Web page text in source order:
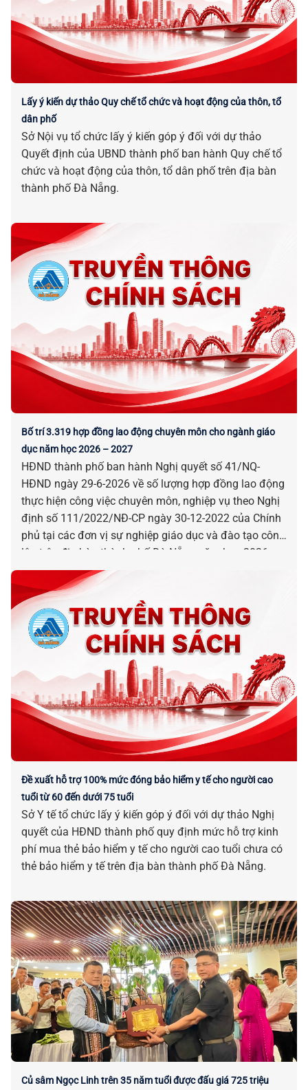
Lấy ý kiến dự thảo Quy chế tổ chức và hoạt động của thôn, tổ
dân phố
Sở Nội vụ tổ chức lấy ý kiến góp ý đối với dự thảo
Quyết định của UBND thành phố ban hành Quy chế tổ
chức và hoạt động của thôn, tổ dân phố trên địa bàn
thành phố Đà Nẵng.
Bố trí 3.319 hợp đồng lao động chuyên môn cho ngành giáo
dục năm học 2026 – 2027
HĐND thành phố ban hành Nghị quyết số 41/NQ-
HĐND ngày 29-6-2026 về số lượng hợp đồng lao động
thực hiện công việc chuyên môn, nghiệp vụ theo Nghị
định số 111/2022/NĐ-CP ngày 30-12-2022 của Chính
phủ tại các đơn vị sự nghiệp giáo dục và đào tạo công
lập trên địa bàn thành phố Đà Nẵng năm học 2026 –
2027.
Đề xuất hỗ trợ 100% mức đóng bảo hiểm y tế cho người cao
tuổi từ 60 đến dưới 75 tuổi
Sở Y tế tổ chức lấy ý kiến góp ý đối với dự thảo Nghị
quyết của HĐND thành phố quy định mức hỗ trợ kinh
phí mua thẻ bảo hiểm y tế cho người cao tuổi chưa có
thẻ bảo hiểm y tế trên địa bàn thành phố Đà Nẵng.
Củ sâm Ngọc Linh trên 35 năm tuổi được đấu giá 725 triệu